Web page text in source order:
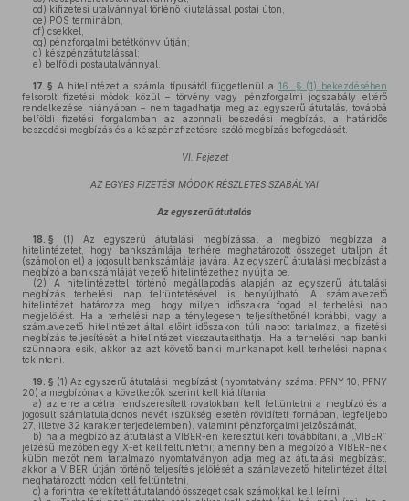
cd) kifizetési utalvánnyal történő kiutalással postai úton,
ce) POS terminálon,
cf) csekkel,
cg) pénzforgalmi betétkönyv útján;
d) készpénzátutalással;
e) belföldi postautalvánnyal.
17. § A hitelintézet a számla típusától függetlenül a 16. § (1) bekezdésében
felsorolt fizetési módok közül – törvény vagy pénzforgalmi jogszabály eltérő
rendelkezése hiányában – nem tagadhatja meg az egyszerű átutalás, továbbá
belföldi fizetési forgalomban az azonnali beszedési megbízás, a határidős
beszedési megbízás és a készpénzfizetésre szóló megbízás befogadását.
VI. Fejezet
AZ EGYES FIZETÉSI MÓDOK RÉSZLETES SZABÁLYAI
Az egyszerű átutalás
18. § (1) Az egyszerű átutalási megbízással a megbízó megbízza a
hitelintézetet, hogy bankszámlája terhére meghatározott összeget utaljon át
(számoljon el) a jogosult bankszámlája javára. Az egyszerű átutalási megbízást a
megbízó a bankszámláját vezető hitelintézethez nyújtja be.
(2) A hitelintézettel történő megállapodás alapján az egyszerű átutalási
megbízás terhelési nap feltüntetésével is benyújtható. A számlavezető
hitelintézet határozza meg, hogy milyen időszakra fogad el terhelési nap
megjelölést. Ha a terhelési nap a ténylegesen teljesíthetőnél korábbi, vagy a
számlavezető hitelintézet által előírt időszakon túli napot tartalmaz, a fizetési
megbízás teljesítését a hitelintézet visszautasíthatja. Ha a terhelési nap banki
szünnapra esik, akkor az azt követő banki munkanapot kell terhelési napnak
tekinteni.
19. § (1) Az egyszerű átutalási megbízást (nyomtatvány száma: PFNY 10, PFNY
20) a megbízónak a következők szerint kell kiállítania:
a) az erre a célra rendszeresített rovatokban kell feltüntetni a megbízó és a
jogosult számlatulajdonos nevét (szükség esetén rövidített formában, legfeljebb
27, illetve 32 karakter terjedelemben), valamint pénzforgalmi jelzőszámát,
b) ha a megbízó az átutalást a VIBER-en keresztül kéri továbbítani, a „VIBER”
jelzésű mezőben egy X-et kell feltüntetni; amennyiben a megbízó a VIBER-nek
külön mezőt nem tartalmazó nyomtatványon adja meg az átutalási megbízást,
akkor a VIBER útján történő teljesítés jelölését a számlavezető hitelintézet által
meghatározott módon kell feltüntetni,
c) a forintra kerekített átutalandó összeget csak számokkal kell leírni,